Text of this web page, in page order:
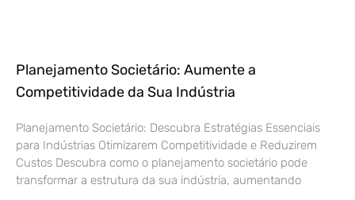
Planejamento Societário: Aumente a
Competitividade da Sua Indústria
Planejamento Societário: Descubra Estratégias Essenciais
para Indústrias Otimizarem Competitividade e Reduzirem
Custos Descubra como o planejamento societário pode
transformar a estrutura da sua indústria, aumentando